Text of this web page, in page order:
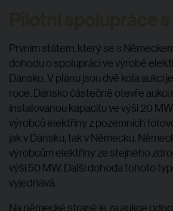
Prvním státem, který se s
dohodu o spolupráci ve výrobě
Dánsko. V plánu jsou dvě kola aukcí
roce. Dánsko částečně otevře aukci
instalovanou kapacitu ve výši 20
výrobců elektřiny z pozemních
jak v Dánsku, tak v Německu.
výrobcům elektřiny ze stejného
výši 50 MW. Další dohoda tohoto
vyjednává.
Na německé straně je za aukce